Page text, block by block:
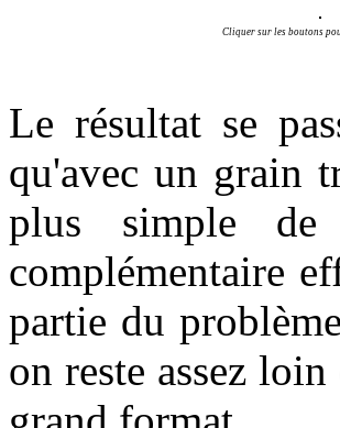
Cliquer sur les boutons
Le résultat se
qu'avec un grain
plus simple
complémentaire
partie du
on reste assez